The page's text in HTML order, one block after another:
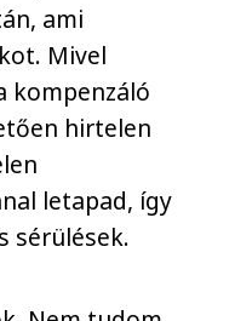
ami
Mivel
kompenzáló
hirtelen
letapad, így
sérülések.